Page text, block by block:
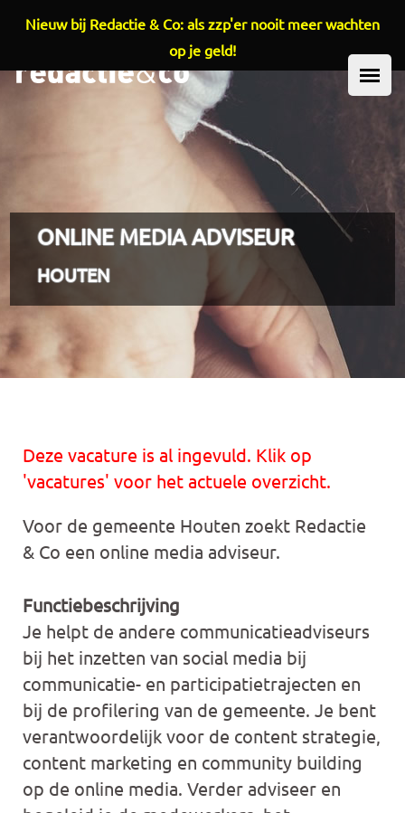
Overslaan en naar de inhoud gaan
HOOFDMENU
ONLINE MEDIA ADVISEUR
HOUTEN
Deze vacature is al ingevuld. Klik op
'vacatures' voor het actuele overzicht.
Voor de gemeente Houten zoekt Redactie
& Co een online media adviseur.
Functiebeschrijving
Je helpt de andere communicatieadviseurs
bij het inzetten van social media bij
communicatie- en participatietrajecten en
bij de profilering van de gemeente. Je bent
verantwoordelijk voor de content strategie,
content marketing en community building
op de online media. Verder adviseer en
Nieuw bij Redactie & Co: als zzp'er nooit meer wachten
op je geld!